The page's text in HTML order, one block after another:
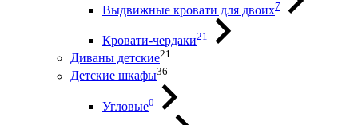
Выдвижные кровати для двоих7
Кровати-чердаки21
Диваны детские21
Детские шкафы36
Угловые0